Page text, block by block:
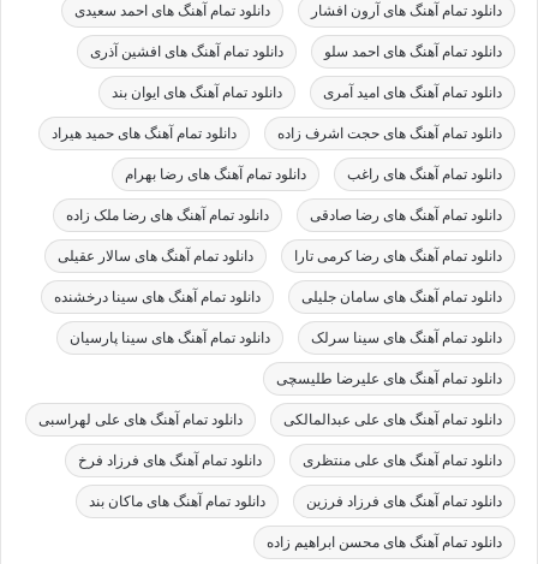
دانلود تمام آهنگ های آرون افشار دانلود تمام آهنگ های احمد سعیدی
دانلود تمام آهنگ های احمد سلو دانلود تمام آهنگ های افشین آذری
دانلود تمام آهنگ های امید آمری دانلود تمام آهنگ های ایوان بند
دانلود تمام آهنگ های حجت اشرف زاده دانلود تمام آهنگ های حمید هیراد
دانلود تمام آهنگ های راغب دانلود تمام آهنگ های رضا بهرام
دانلود تمام آهنگ های رضا صادقی دانلود تمام آهنگ های رضا ملک زاده
دانلود تمام آهنگ های رضا کرمی تارا دانلود تمام آهنگ های سالار عقیلی
دانلود تمام آهنگ های سامان جلیلی دانلود تمام آهنگ های سینا درخشنده
دانلود تمام آهنگ های سینا سرلک دانلود تمام آهنگ های سینا پارسیان
دانلود تمام آهنگ های علیرضا طلیسچی
دانلود تمام آهنگ های علی عبدالمالکی دانلود تمام آهنگ های علی لهراسبی
دانلود تمام آهنگ های علی منتظری دانلود تمام آهنگ های فرزاد فرخ
دانلود تمام آهنگ های فرزاد فرزین دانلود تمام آهنگ های ماکان بند
دانلود تمام آهنگ های محسن ابراهیم زاده